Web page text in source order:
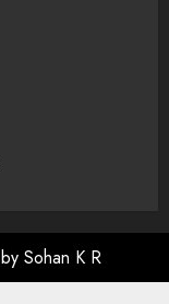
by Sohan K R